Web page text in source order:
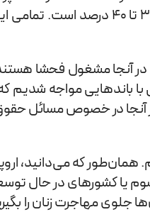
پوشش سازمان بهزیستی هستند. از سوی دیگر طبق
باندهایی مواجه شدیم
در آنجا در خصوص مسائل
جهان سوم یا کشورهای
مهاجرت زنان را